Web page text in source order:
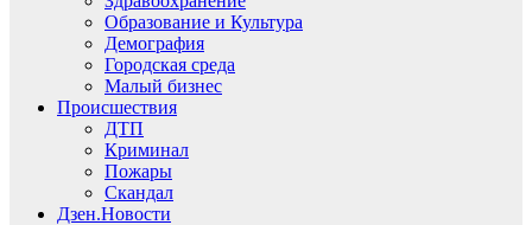
Образование и Культура
Демография
Городская среда
Малый бизнес
Происшествия
ДТП
Криминал
Пожары
Скандал
Дзен.Новости